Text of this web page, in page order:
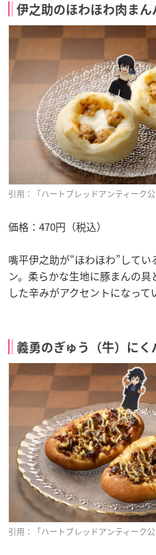
伊之助のほわほわ肉まん
引用：「ハートブレッドアンティーク公
価格：470円（税込）
嘴平伊之助が“ほわほわ”して
ン。柔らかな生地に豚まんの
した辛みがアクセントになって
義勇のぎゅう（牛）にく
引用：「ハートブレッドアンティーク公